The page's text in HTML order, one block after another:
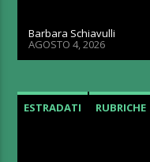
Barbara Schiavulli
AGOSTO 4, 2026
ESTRADATI RUBRICHE